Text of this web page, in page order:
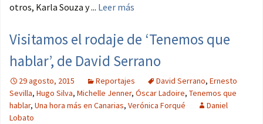
otros, Karla Souza y ... Leer más
Visitamos el rodaje de ‘Tenemos que
hablar’, de David Serrano
29 agosto, 2015 Reportajes David Serrano, Ernesto
Sevilla, Hugo Silva, Michelle Jenner, Óscar Ladoire, Tenemos que
hablar, Una hora más en Canarias, Verónica Forqué
Daniel
Lobato